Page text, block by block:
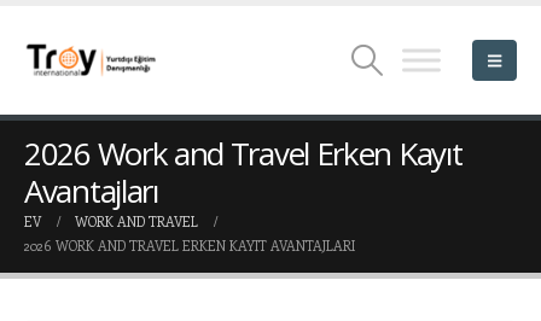
2026 Work and Travel Erken Kayıt
Avantajları
EV
WORK AND TRAVEL
2026 WORK AND TRAVEL ERKEN KAYIT AVANTAJLARI